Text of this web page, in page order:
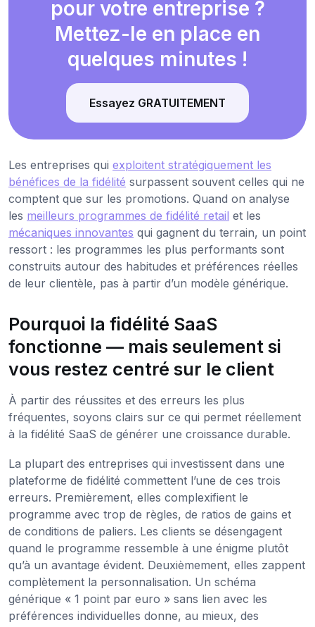
pour votre entreprise ?
Mettez-le en place en
quelques minutes !
Essayez GRATUITEMENT
Les entreprises qui exploitent stratégiquement les
bénéfices de la fidélité surpassent souvent celles qui ne
comptent que sur les promotions. Quand on analyse
les meilleurs programmes de fidélité retail et les
mécaniques innovantes qui gagnent du terrain, un point
ressort : les programmes les plus performants sont
construits autour des habitudes et préférences réelles
de leur clientèle, pas à partir d’un modèle générique.
Pourquoi la fidélité SaaS
fonctionne — mais seulement si
vous restez centré sur le client
À partir des réussites et des erreurs les plus
fréquentes, soyons clairs sur ce qui permet réellement
à la fidélité SaaS de générer une croissance durable.
La plupart des entreprises qui investissent dans une
plateforme de fidélité commettent l’une de ces trois
erreurs. Premièrement, elles complexifient le
programme avec trop de règles, de ratios de gains et
de conditions de paliers. Les clients se désengagent
quand le programme ressemble à une énigme plutôt
qu’à un avantage évident. Deuxièmement, elles zappent
complètement la personnalisation. Un schéma
générique « 1 point par euro » sans lien avec les
préférences individuelles donne, au mieux, des